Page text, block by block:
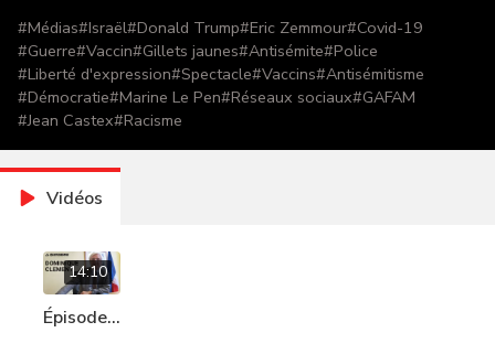
#Médias#Israël#Donald Trump#Eric Zemmour#Covid-19
#Guerre#Vaccin#Gillets jaunes#Antisémite#Police
#Liberté d'expression#Spectacle#Vaccins#Antisémitisme
#Démocratie#Marine Le Pen#Réseaux sociaux#GAFAM
#Jean Castex#Racisme
Vidéos
14:10
Épisode